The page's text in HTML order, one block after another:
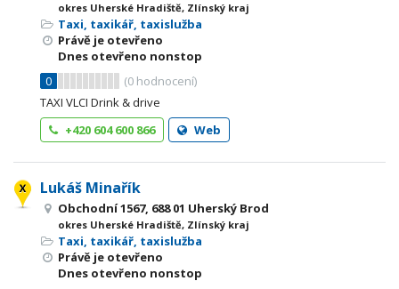
okres Uherské Hradiště, Zlínský kraj
Taxi, taxikář, taxislužba
Právě je otevřeno
Dnes otevřeno nonstop
0
(0 hodnocení)
TAXI VLCI Drink & drive
+420 604 600 866
Web
Lukáš Minařík
Obchodní 1567, 688 01 Uherský Brod
okres Uherské Hradiště, Zlínský kraj
Taxi, taxikář, taxislužba
Právě je otevřeno
Dnes otevřeno nonstop